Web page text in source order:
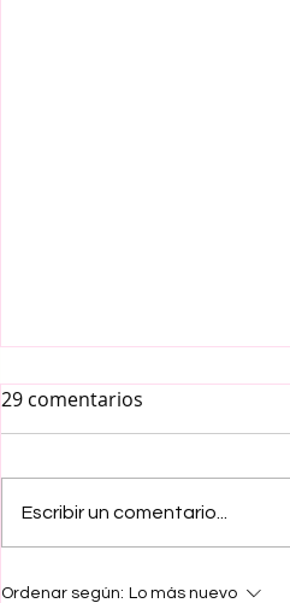
Buscando una agencia de
29 comentarios
Escribir un comentario...
Ordenar según: Lo más nuevo